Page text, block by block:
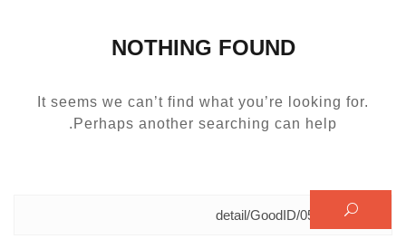
NOTHING FOUND
It seems we can’t find what you’re looking for.
Perhaps another searching can help.
البحث عن: